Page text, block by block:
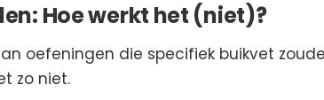
Hoe werkt het (niet)?
oefeningen die specifiek buikvet
zo niet.